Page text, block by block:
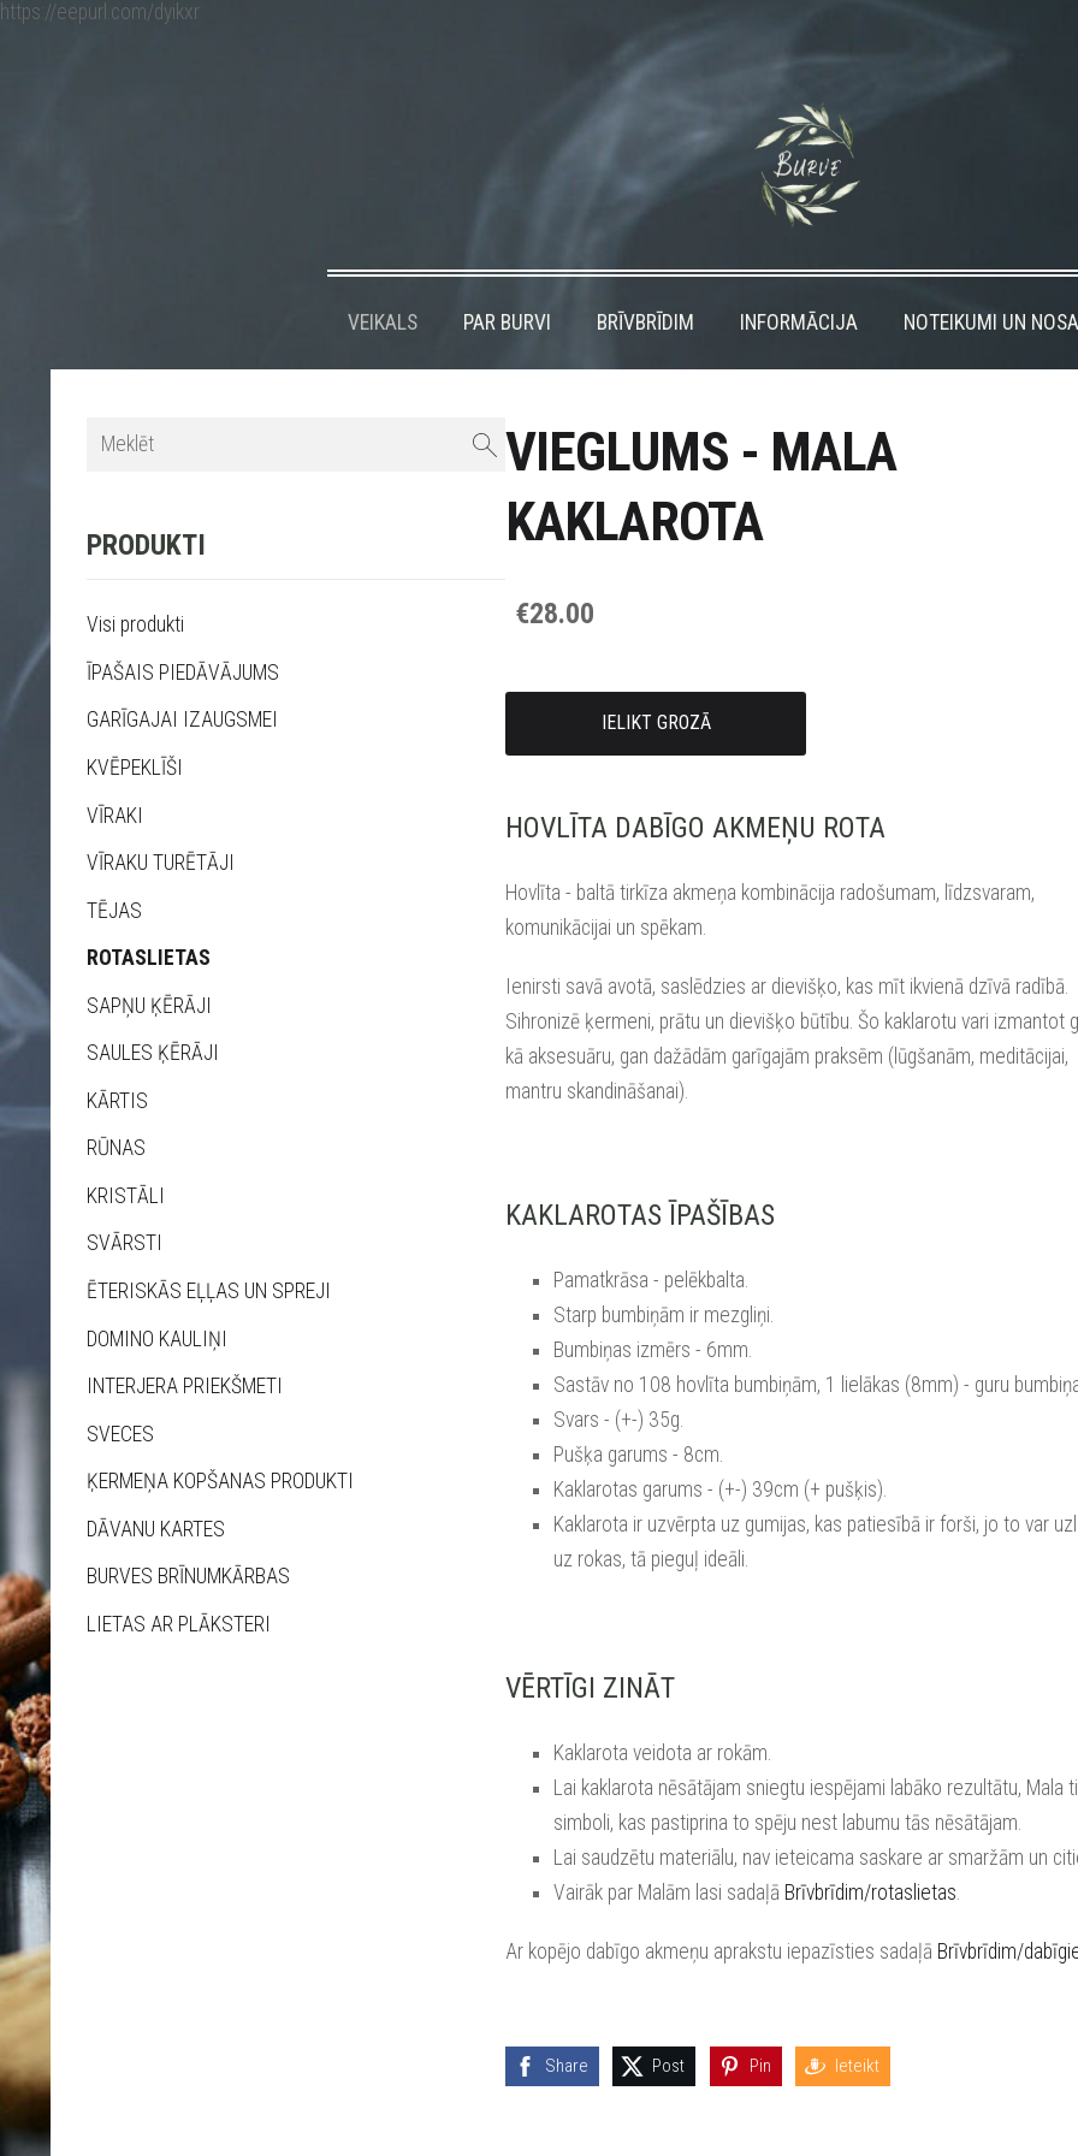
https://eepurl.com/dyikxr
VEIKALS PAR BURVI BRĪVBRĪDIM INFORMĀCIJA NOTEIKUMI UN
PRODUKTI
Visi produkti
ĪPAŠAIS PIEDĀVĀJUMS
GARĪGAJAI IZAUGSMEI
KVĒPEKLĪŠI
VĪRAKI
VĪRAKU TURĒTĀJI
TĒJAS
ROTASLIETAS
SAPŅU ĶĒRĀJI
SAULES ĶĒRĀJI
KĀRTIS
RŪNAS
KRISTĀLI
SVĀRSTI
ĒTERISKĀS EĻĻAS UN SPREJI
DOMINO KAULIŅI
INTERJERA PRIEKŠMETI
SVECES
ĶERMEŅA KOPŠANAS PRODUKTI
DĀVANU KARTES
BURVES BRĪNUMKĀRBAS
LIETAS AR PLĀKSTERI
VIEGLUMS - MALA
KAKLAROTA
€28.00
IELIKT GROZĀ
HOVLĪTA DABĪGO AKMEŅU ROTA
Hovlīta - baltā tirkīza akmeņa kombinācija radošumam, līdzsvaram,
komunikācijai un spēkam.
Ienirsti savā avotā, saslēdzies ar dievišķo, kas mīt ikvienā dzīvā radībā.
Sihronizē ķermeni, prātu un dievišķo būtību. Šo kaklarotu vari izmantot
kā aksesuāru, gan dažādām garīgajām praksēm (lūgšanām, meditācijai,
mantru skandināšanai).
KAKLAROTAS ĪPAŠĪBAS
Pamatkrāsa - pelēkbalta.
Starp bumbiņām ir mezgliņi.
Bumbiņas izmērs - 6mm.
Sastāv no 108 hovlīta bumbiņām, 1 lielākas (8mm) - guru
Svars - (+-) 35g.
Pušķa garums - 8cm.
Kaklarotas garums - (+-) 39cm (+ pušķis).
Kaklarota ir uzvērpta uz gumijas, kas patiesībā ir forši, jo to var
uz rokas, tā pieguļ ideāli.
VĒRTĪGI ZINĀT
Kaklarota veidota ar rokām.
Lai kaklarota nēsātājam sniegtu iespējami labāko rezultātu,
simboli, kas pastiprina to spēju nest labumu tās nēsātājam.
Lai saudzētu materiālu, nav ieteicama saskare ar smaržām un
Vairāk par Malām lasi sadaļā Brīvbrīdim/rotaslietas
Ar kopējo dabīgo akmeņu aprakstu iepazīsties sadaļā Brīvbrīdim/
Share Post Pin Ieteikt